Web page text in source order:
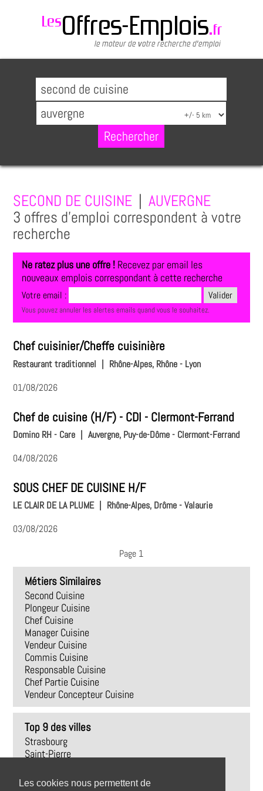
Les cookies nous permettent de
SECOND DE CUISINE
AUVERGNE
3 offres d'emploi correspondent à votre
recherche
Ne ratez plus une offre ! Recevez par email les
nouveaux emplois correspondant à cette recherche
Votre email :
Vous pouvez annuler les alertes emails quand vous le souhaitez.
Chef cuisinier/Cheffe cuisinière
Restaurant traditionnel | Rhône-Alpes, Rhône - Lyon
01/08/2026
Chef de cuisine (H/F) - CDI - Clermont-Ferrand
Domino RH - Care
Auvergne, Puy-de-Dôme - Clermont-Ferrand
04/08/2026
SOUS CHEF DE CUISINE H/F
LE CLAIR DE LA PLUME
Rhône-Alpes, Drôme - Valaurie
03/08/2026
Page 1
Métiers Similaires
Second Cuisine
Plongeur Cuisine
Chef Cuisine
Manager Cuisine
Vendeur Cuisine
Commis Cuisine
Responsable Cuisine
Chef Partie Cuisine
Vendeur Concepteur Cuisine
Top 9 des villes
Strasbourg
Saint-Pierre
Ville-aux-Dames